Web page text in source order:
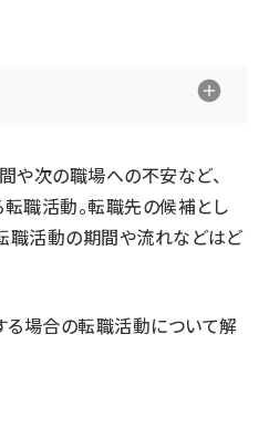
や次の職場への不安など、
職活動。転職先の候補とし
職活動の期間や流れなどはど
場合の転職活動について解